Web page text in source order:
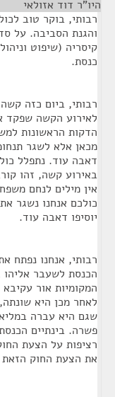
היו"ר דוד אזולאי
רבותי, בוקר טוב
והגנת הסביבה. על
כנסת.
רבותי, ביום כזה
לאירוע הקשה שפקד
הדקות הראשונות
מכאן אלא לשגר
דאבה עוד. נתפלל
באירוע קשה, זהו
אין מילים לנחם
כולכם אנחנו נשגר
יוסיפו דאבה עוד.
רבותי, אנחנו נפתח
הכנסת לשעבר אליהו
המקומיות אור
לאחר מכן היא
שגם היא עברה
פשרה. בינתיים
רציפות על הצעת
את הצעת החוק הזאת